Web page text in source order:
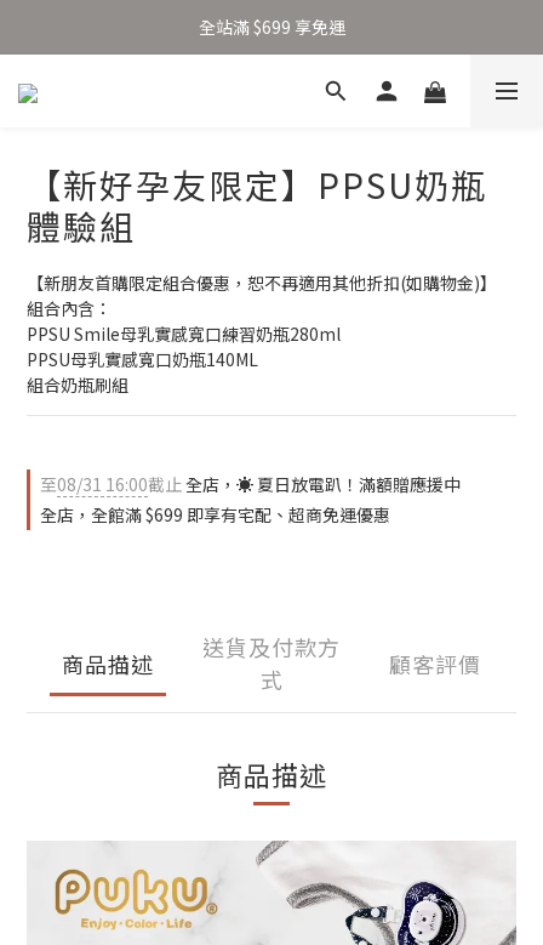
加入新會員得 $100 購物金 👉🏻
全站滿 $699 享免運
加入新會員得 $100 購物金 👉🏻
【新好孕友限定】PPSU奶瓶
體驗組
【新朋友首購限定組合優惠，恕不再適用其他折扣(如購物金)】
組合內含：
PPSU Smile母乳實感寬口練習奶瓶280ml
PPSU母乳實感寬口奶瓶140ML
組合奶瓶刷組
至08/31 16:00截止全店，☀️ 夏日放電趴！滿額贈應援中
全店，全館滿 $699 即享有宅配、超商免運優惠
商品描述
送貨及付款方
式
顧客評價
商品描述